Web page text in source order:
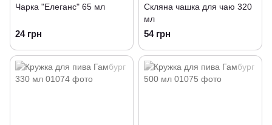
Чарка "Елеганс" 65 мл
24 грн
Скляна чашка для чаю 320
мл
54 грн